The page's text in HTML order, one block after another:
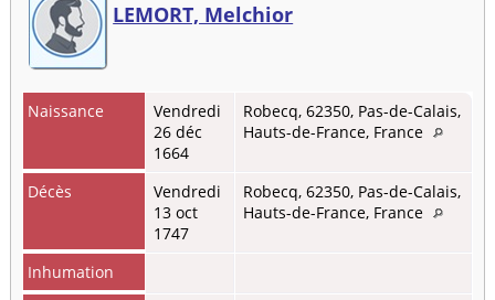
LEMORT, Melchior
Naissance
Vendredi
26 déc
1664
Robecq, 62350, Pas-de-Calais,
Hauts-de-France, France
Décès
Vendredi
13 oct
1747
Robecq, 62350, Pas-de-Calais,
Hauts-de-France, France
Inhumation